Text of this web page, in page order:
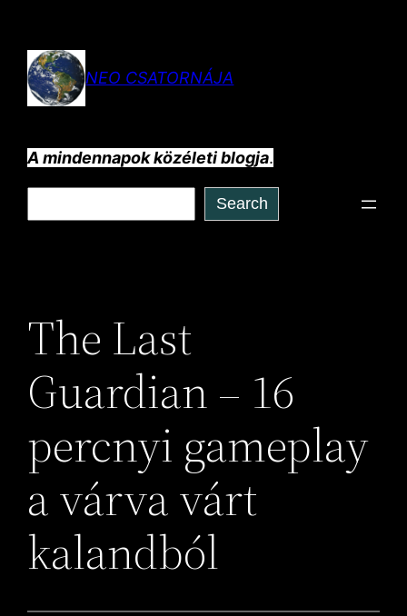
tartalomhozNEO CSATORNÁJA
A mindennapok közéleti blogja.
Search
The Last
Guardian – 16
percnyi gameplay
a várva várt
kalandból